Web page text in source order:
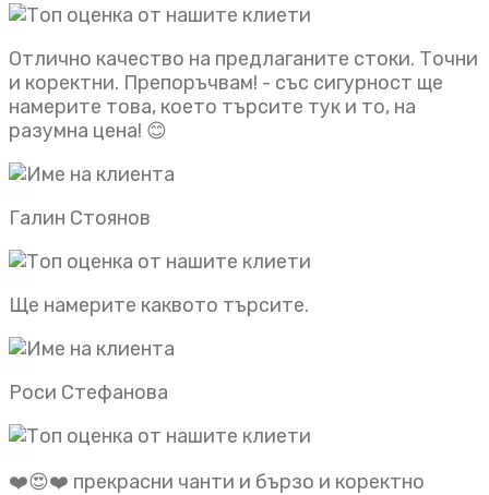
Отлично качество на предлаганите стоки. Точни
и коректни. Препоръчвам! - със сигурност ще
намерите това, което търсите тук и то, на
разумна цена! 😊
Галин Стоянов
Ще намерите каквото търсите.
Роси Стефанова
❤️😍❤️ прекрасни чанти и бързо и коректно